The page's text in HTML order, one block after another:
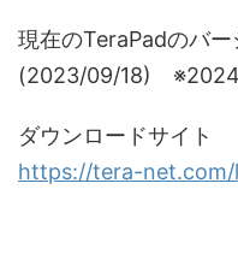
現在のTeraPadのバ
(2023/09/18) ※2024
ダウンロードサイト
https://tera-